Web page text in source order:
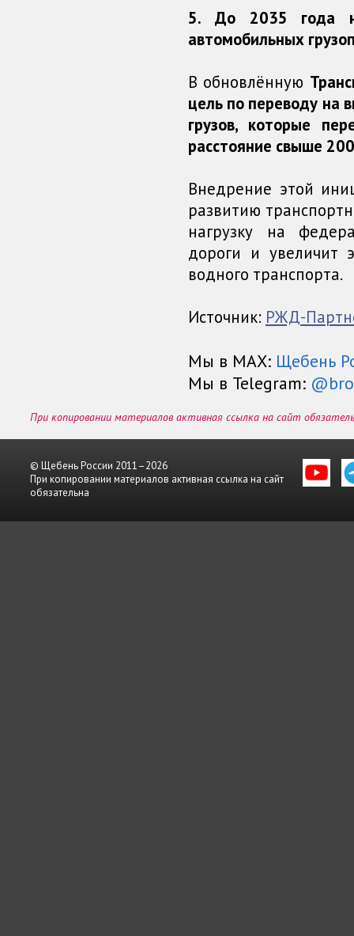
5. До 2035 года
автомобильных
В обновлённую
цель по переводу на
грузов, которые
расстояние свыше
Внедрение этой
развитию
нагрузку на
дороги и увеличит
водного транспорта.
Источник: РЖД-
Мы в МАХ: Щебень
Мы в Telegram:
При копировании материалов активная ссылка на сайт
© Щебень России 2011–2026
При копировании материалов активная ссылка на сайт
обязательна